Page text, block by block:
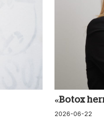
«Botox
2026-06-22